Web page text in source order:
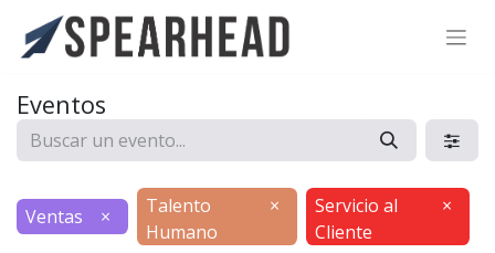
Eventos
Ventas ×
Talento
Humano
×
Servicio al
Cliente
×